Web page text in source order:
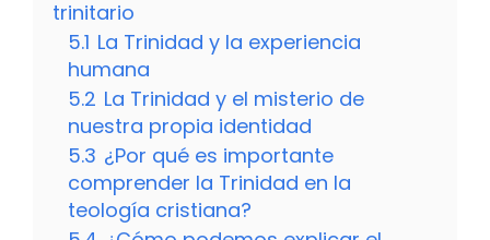
trinitario
5.1 La Trinidad y la experiencia
humana
5.2 La Trinidad y el misterio de
nuestra propia identidad
5.3 ¿Por qué es importante
comprender la Trinidad en la
teología cristiana?